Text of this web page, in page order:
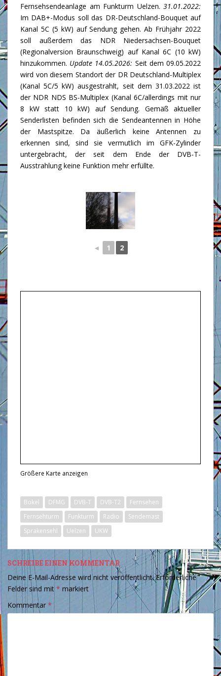
Fernsehsendeanlage am Funkturm Uelzen. 31.01.2022:
Im DAB+-Modus soll das DR-Deutschland-Bouquet auf
Kanal 5C (5 kW) auf Sendung gehen. Ab Frühjahr 2022
soll außerdem das NDR Niedersachsen-Bouquet
(Regionalversion Braunschweig) auf Kanal 6C (10 kW)
hinzukommen. Update 14.05.2026: Seit dem 09.05.2022
wird von diesem Standort der DR Deutschland-Multiplex
(Kanal 5C/5 kW) ausgestrahlt, seit dem 31.03.2022 ist
der NDR NDS BS-Multiplex (Kanal 6C/allerdings mit nur
8 kW statt 10 kW) auf Sendung. Gemäß aktueller
Senderlisten befinden sich die Sendeantennen in Höhe
der Mastspitze. Da äußerlich keine Antennen zu
erkennen sind, sind sie vermutlich im GFK-Zylinder
untergebracht, der seit dem Ende der DVB-T-
Ausstrahlung keine Funktion mehr erfüllte.
◄ 1 2
Größere Karte anzeigen
Bokel DFMG DVB-T DVB-T2
Fernsehen
Fernsehturm
Funkturm Radio
Sendemast
Sprakensehl
Uelzen UKW
SCHREIBE EINEN KOMMENTAR
Deine E-Mail-Adresse wird nicht veröffentlicht. Erforderliche
Felder sind mit * markiert
Kommentar *